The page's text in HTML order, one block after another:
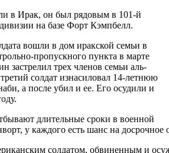
в Ирак, он был рядовым в 101-й
на базе Форт Кэмпбелл.
вошли в дом иракской семьи в
пропускного пункта в марте
застрелил трех членов семьи аль-
солдат изнасиловал 14-летнюю
а после убил и ее. Его осудили и
длительные сроки в военной
у каждого есть шанс на досрочное
солдатом, обвиненным и